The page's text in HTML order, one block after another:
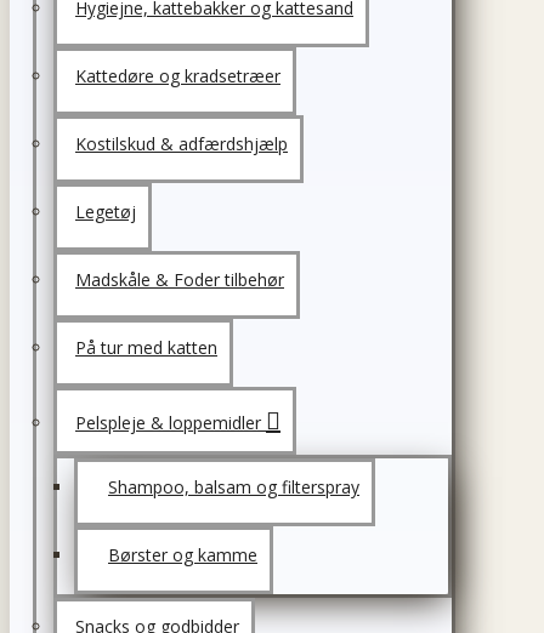
Hygiejne, kattebakker og kattesand
Kattedøre og kradsetræer
Kostilskud & adfærdshjælp
Legetøj
Madskåle & Foder tilbehør
På tur med katten
Pelspleje & loppemidler
Shampoo, balsam og filterspray
Børster og kamme
Snacks og godbidder